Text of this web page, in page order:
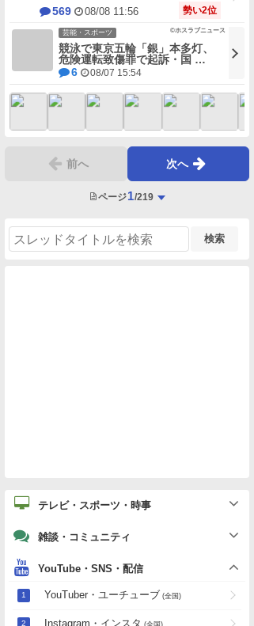
569 08/08 11:56 勢い2位
競泳で東京五輪「銀」本多灯、
危険運転致傷罪で起訴・国 …
6 08/07 15:54
芸能・スポーツ ©ホスラブニュース
前へ 次へ
ページ1 /219
検索
テレビ・スポーツ・時事
雑談・コミュニティ
YouTube・SNS・配信
YouTuber・ユーチューブ (全国)
Instagram・インスタ (全国)